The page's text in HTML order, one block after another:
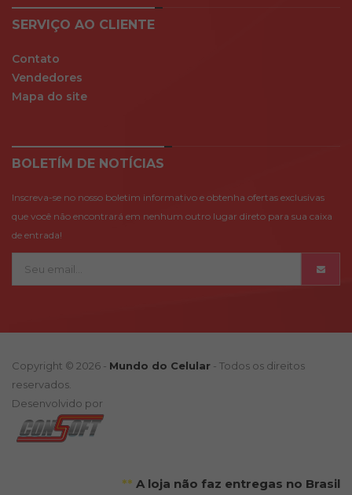
SERVIÇO AO CLIENTE
Contato
Vendedores
Mapa do site
BOLETÍM DE NOTÍCIAS
Inscreva-se no nosso boletim informativo e obtenha ofertas exclusivas
que você não encontrará em nenhum outro lugar direto para sua caixa
de entrada!
Copyright © 2026 - Mundo do Celular - Todos os direitos
reservados.
Desenvolvido por
** A loja não faz entregas no Brasil